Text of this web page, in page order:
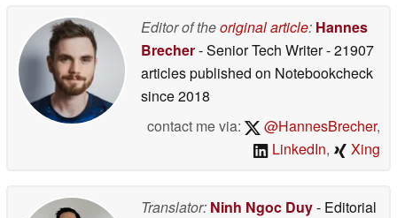
Editor of theoriginal article: Hannes
Brecher- Senior Tech Writer- 21907
articles published on Notebookcheck
since 2018
contact me via:
@HannesBrecher,
LinkedIn, Xing
Translator: Ninh Ngoc Duy- Editorial